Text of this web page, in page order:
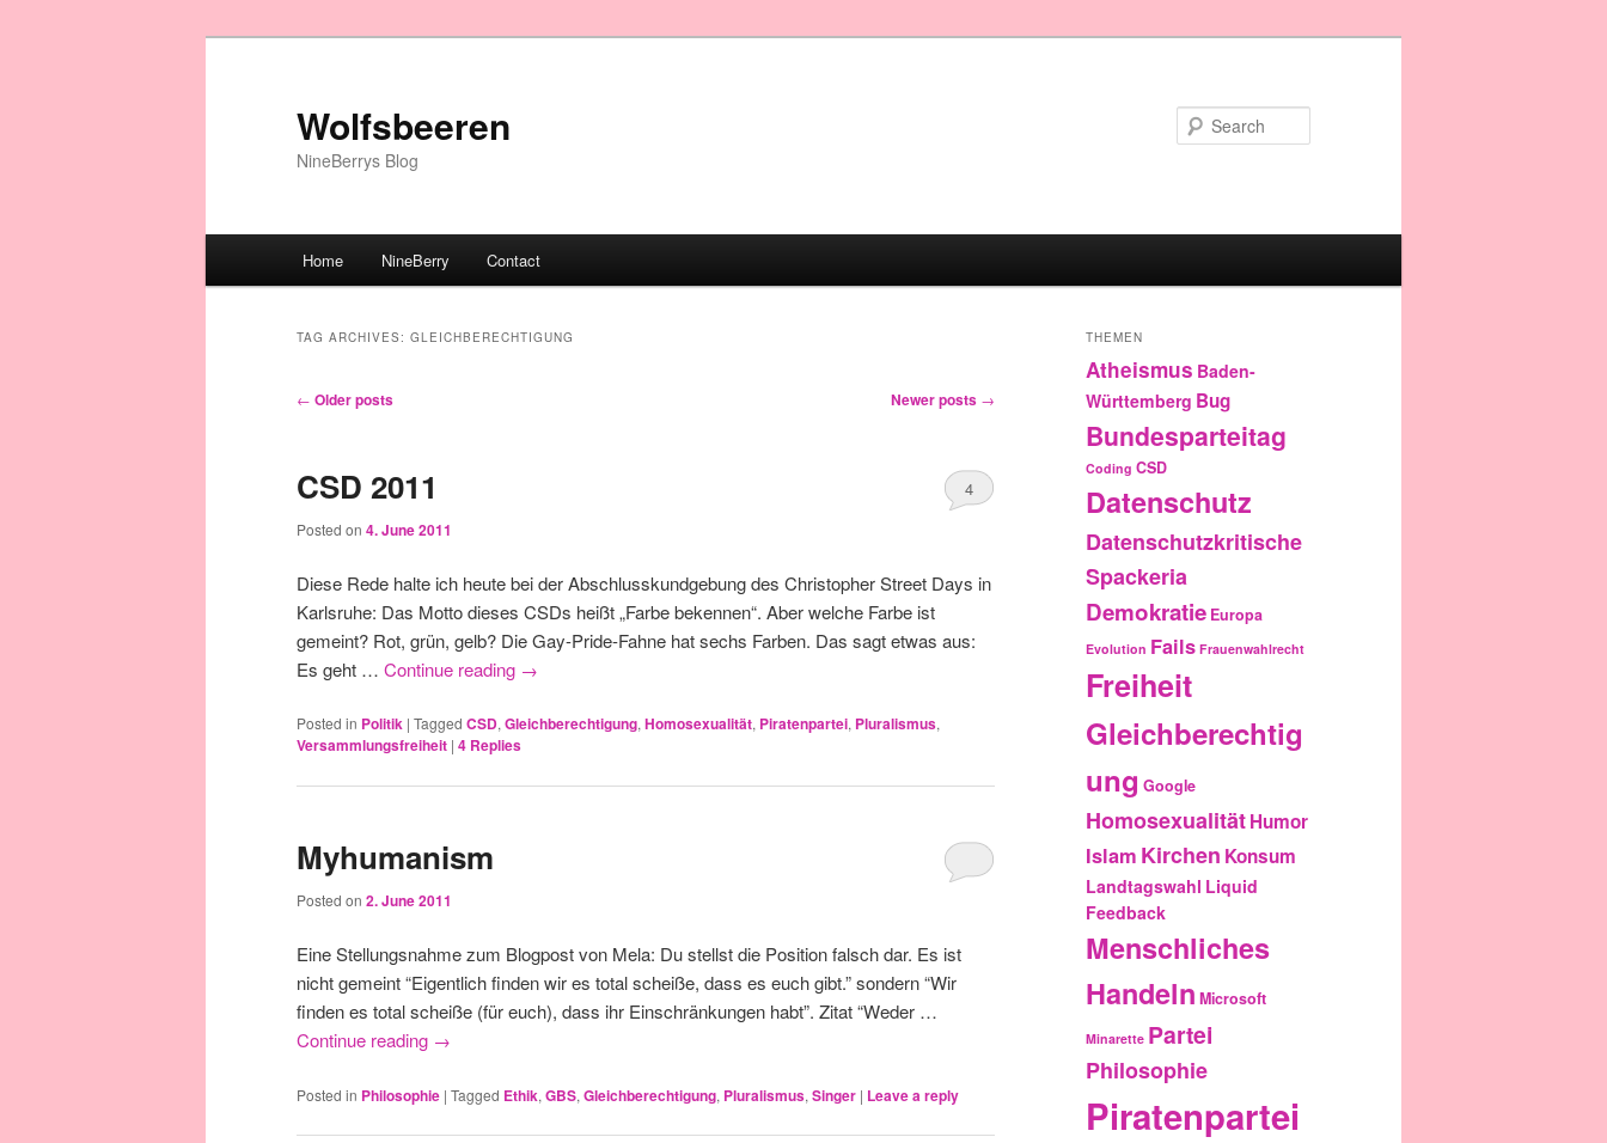
Wolfsbeeren
NineBerrys Blog
Skip to primary content
Skip to secondary content
Home NineBerry Contact
TAG ARCHIVES: GLEICHBERECHTIGUNG
Post navigation
← Older posts Newer posts →
CSD 2011
Posted on 4. June 2011
4
Diese Rede halte ich heute bei der Abschlusskundgebung des Christopher Street Days in
Karlsruhe: Das Motto dieses CSDs heißt „Farbe bekennen“. Aber welche Farbe ist
gemeint? Rot, grün, gelb? Die Gay-Pride-Fahne hat sechs Farben. Das sagt etwas aus:
Es geht … Continue reading →
Posted in Politik | Tagged CSD, Gleichberechtigung, Homosexualität, Piratenpartei, Pluralismus,
Versammlungsfreiheit | 4 Replies
Myhumanism
Posted on 2. June 2011
Eine Stellungsnahme zum Blogpost von Mela: Du stellst die Position falsch dar. Es ist
nicht gemeint “Eigentlich finden wir es total scheiße, dass es euch gibt.” sondern “Wir
finden es total scheiße (für euch), dass ihr Einschränkungen habt”. Zitat “Weder …
Continue reading →
Posted in Philosophie | Tagged Ethik, GBS, Gleichberechtigung, Pluralismus, Singer | Leave a reply
THEMEN
Atheismus Baden-
Württemberg Bug
Bundesparteitag
Coding CSD
Datenschutz
Datenschutzkritische
Spackeria
Demokratie Europa
Evolution Fails Frauenwahlrecht
Freiheit
Gleichberechtig
ung Google
HomosexualitätHumor
Islam Kirchen Konsum
Landtagswahl Liquid
Feedback
Menschliches
Handeln Microsoft
Minarette Partei
Philosophie
Piratenpartei